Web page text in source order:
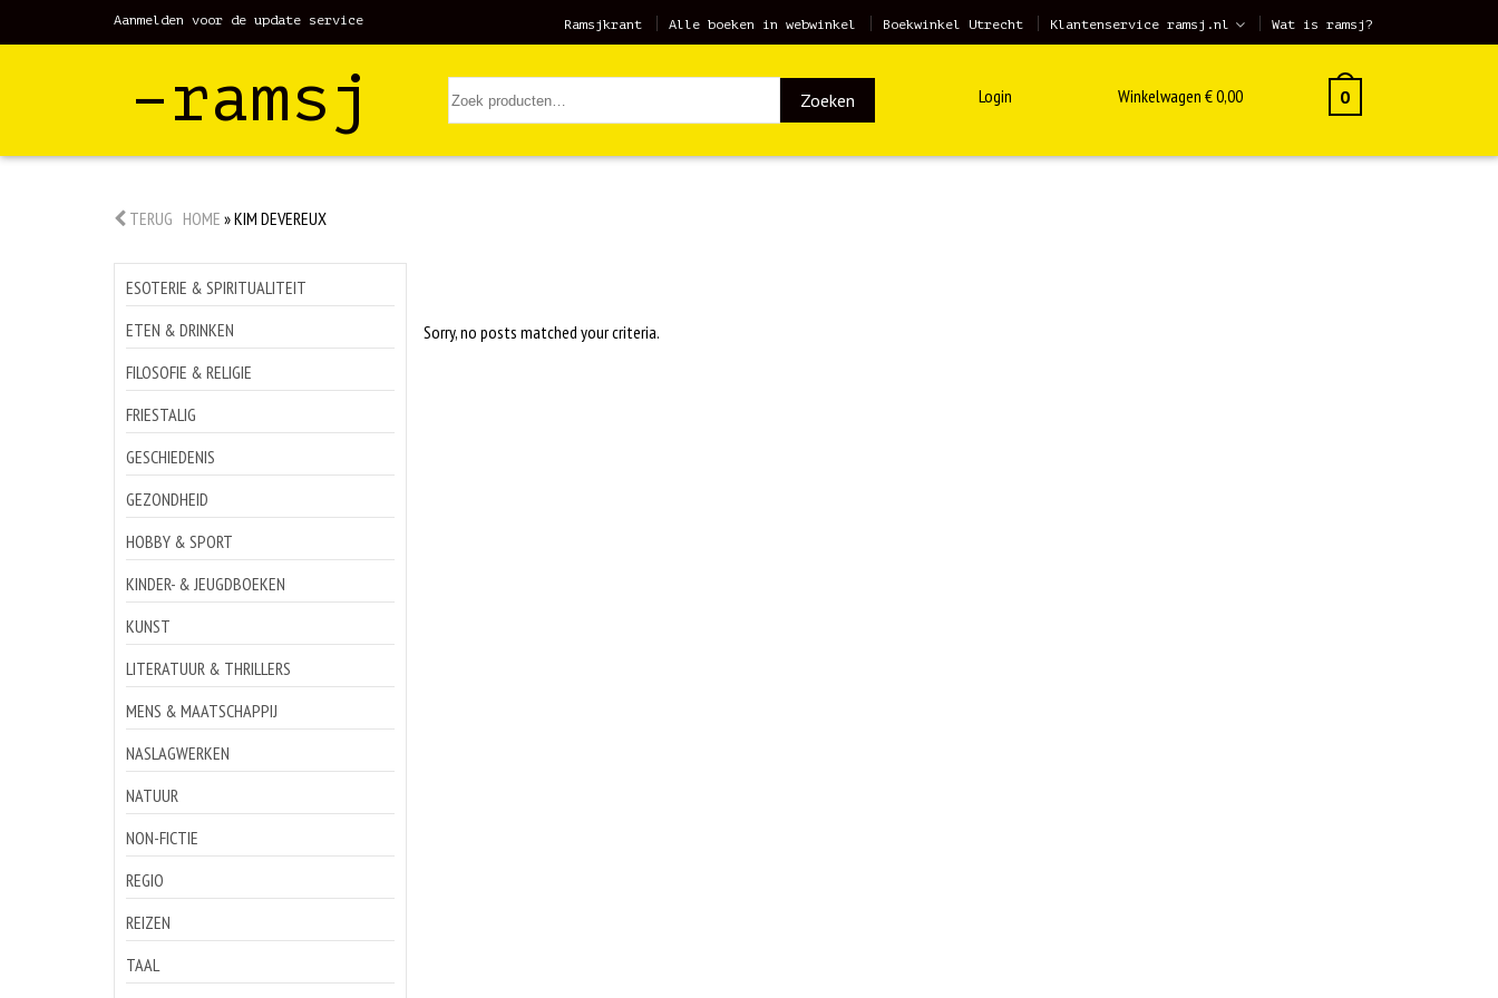
Aanmelden voor de update service Ramsjkrant Alle boeken in webwinkel Boekwinkel Utrecht Klantenservice ramsj.nl Wat is ramsj?
–ramsj Zoeken Login Winkelwagen €0,00 0
TERUG HOME »KIM DEVEREUX
ESOTERIE & SPIRITUALITEIT
ETEN & DRINKEN
FILOSOFIE & RELIGIE
FRIESTALIG
GESCHIEDENIS
GEZONDHEID
HOBBY & SPORT
KINDER- & JEUGDBOEKEN
KUNST
LITERATUUR & THRILLERS
MENS & MAATSCHAPPIJ
NASLAGWERKEN
NATUUR
NON-FICTIE
REGIO
REIZEN
TAAL
Sorry, no posts matched your criteria.